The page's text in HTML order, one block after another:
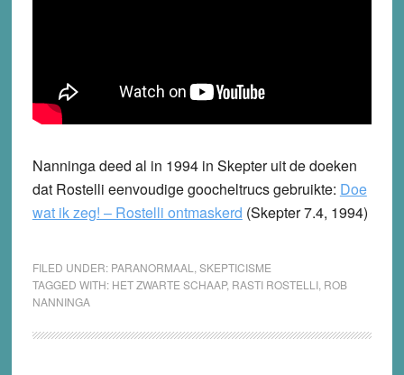
Nanninga deed al in 1994 in Skepter uit de doeken
dat Rostelli eenvoudige goocheltrucs gebruikte: Doe
wat ik zeg! – Rostelli ontmaskerd (Skepter 7.4, 1994)
FILED UNDER: PARANORMAAL
SKEPTICISME
TAGGED WITH: HET ZWARTE SCHAAP, RASTI ROSTELLI, ROB
NANNINGA